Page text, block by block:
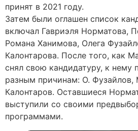
принят в 2021 году.
Затем были оглашен список
включал Гавриэля Норматова,
Романа Ханимова, Олега
Калонтарова. После того, как
снял свою кандидатуру, к нему
разным причинам: О. Фузайлов,
Калонтаров. Оставшиеся
выступили со своими
программами.